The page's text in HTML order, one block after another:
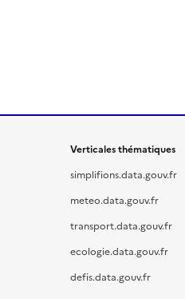
Verticales thématiques
simplifions.data.gouv.fr
meteo.data.gouv.fr
transport.data.gouv.fr
ecologie.data.gouv.fr
defis.data.gouv.fr